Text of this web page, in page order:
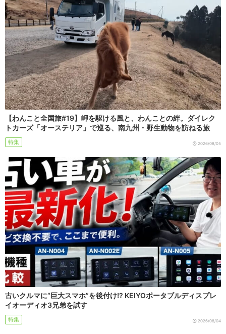
【わんこと全国旅#19】岬を駆ける風と、わんことの絆。ダイレク
トカーズ「オーステリア」で巡る、南九州・野生動物を訪ねる旅
特集 2026/08/05
古いクルマに“巨大スマホ”を後付け!? KEIYOポータブルディスプレ
イオーディオ3兄弟を試す
特集 2026/08/04